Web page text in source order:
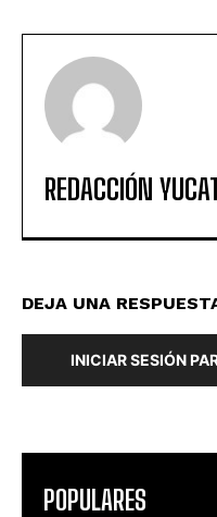
REDACCIÓN
DEJA UNA
INICIAR SESIÓN
POPULARES